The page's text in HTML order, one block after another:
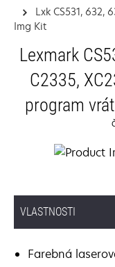
Lxk CS531, 632,
Img Kit
Lexmark
C2335,
program
VLASTNOSTI
Farebná